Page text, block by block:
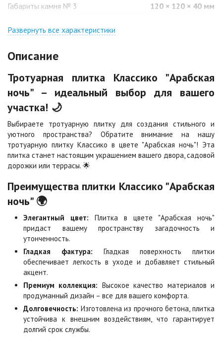
Цена по запросу
Цена по запросу Цена по запросу
Каир
Клинкер
Цена по запросу
Конго
Коричневая
Цена по запросу
Листопад
Цена по запросу Цена по запросу
Мокко
Цена по запросу
Неаполь
Цена по запросу
Оранжевая
Габариты камня № 3
120 × 120 × 40 мм
Развернуть все характеристики
Описание
Тротуарная плитка Классико "Арабская
ночь" – идеальный выбор для вашего
участка! 🌙
Выбираете тротуарную плитку для создания стильного и
уютного пространства? Обратите внимание на нашу
тротуарную плитку Классико в цвете "Арабская ночь"! Эта
плитка станет настоящим украшением вашего двора, садовой
дорожки или террасы. 🌟
Преимущества плитки Классико "Арабская
ночь" 🌍
Элегантный цвет: Плитка в цвете "Арабская ночь"
придаст вашему пространству загадочность и
утонченность.
Гладкая фактура: Гладкая поверхность плитки
обеспечивает легкость в уходе и добавляет стильный
акцент.
Премиум коллекция: Высокое качество материалов и
продуманный дизайн – все для вашего комфорта.
Долговечность: Изготовлена из прочного бетона, плитка
устойчива к внешним воздействиям, что гарантирует
долгий срок службы.